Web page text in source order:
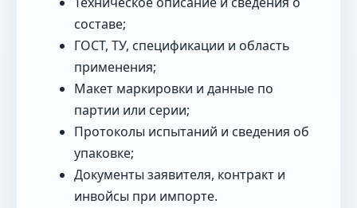
составе;
ГОСТ, ТУ, спецификации и область
применения;
Макет маркировки и данные по
партии или серии;
Протоколы испытаний и сведения об
упаковке;
Документы заявителя, контракт и
инвойсы при импорте.